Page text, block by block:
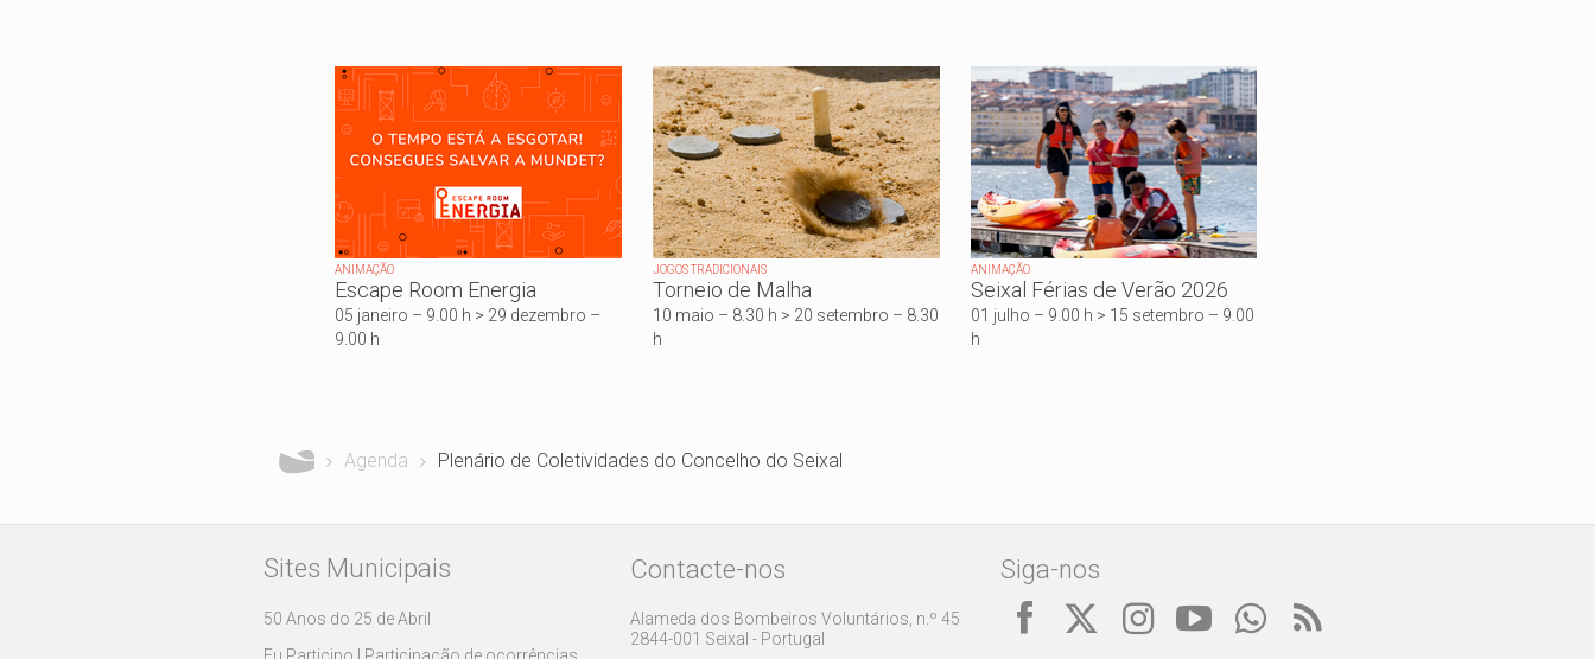
ANIMAÇÃO
Escape Room Energia
05 janeiro – 9.00 h > 29 dezembro –
9.00 h
JOGOS TRADICIONAIS
Torneio de Malha
10 maio – 8.30 h > 20 setembro – 8.30
h
ANIMAÇÃO
Seixal Férias de Verão 2026
01 julho – 9.00 h > 15 setembro – 9.00
h
Agenda Plenário de Coletividades do Concelho do Seixal
Sites Municipais
50 Anos do 25 de Abril
Contacte-nos
Alameda dos Bombeiros Voluntários, n.º 45
2844-001 Seixal - Portugal
Siga-nos